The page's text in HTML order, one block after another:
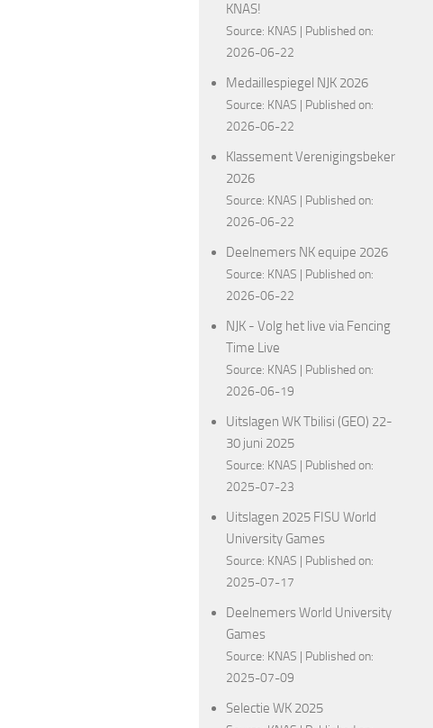
KNAS!
Source: KNAS
Published on:
2026-06-22
Medaillespiegel NJK 2026
Source: KNAS
Published on:
2026-06-22
Klassement Verenigingsbeker
2026
Source: KNAS
Published on:
2026-06-22
Deelnemers NK equipe 2026
Source: KNAS
Published on:
2026-06-22
NJK - Volg het live via Fencing
Time Live
Source: KNAS
Published on:
2026-06-19
Uitslagen WK Tbilisi (GEO) 22-
30 juni 2025
Source: KNAS
Published on:
2025-07-23
Uitslagen 2025 FISU World
University Games
Source: KNAS
Published on:
2025-07-17
Deelnemers World University
Games
Source: KNAS
Published on:
2025-07-09
Selectie WK 2025